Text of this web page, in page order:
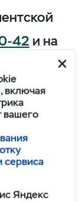
42 и на
000
включая
вашего
сервиса
Яндекс